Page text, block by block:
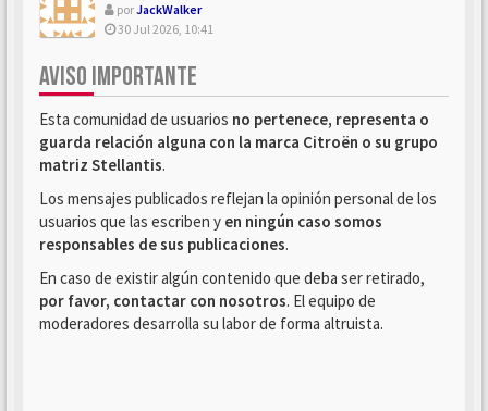
porJackWalker
30 Jul 2026, 10:41
AVISO IMPORTANTE
Esta comunidad de usuarios no pertenece, representa o
guarda relación alguna con la marca Citroën o su grupo
matriz Stellantis.
Los mensajes publicados reflejan la opinión personal de los
usuarios que las escriben y en ningún caso somos
responsables de sus publicaciones.
En caso de existir algún contenido que deba ser retirado,
por favor, contactar con nosotros. El equipo de
moderadores desarrolla su labor de forma altruista.